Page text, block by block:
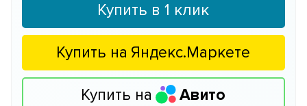
Купить в 1 клик
Купить на Яндекс.Маркете
Купить на Авито